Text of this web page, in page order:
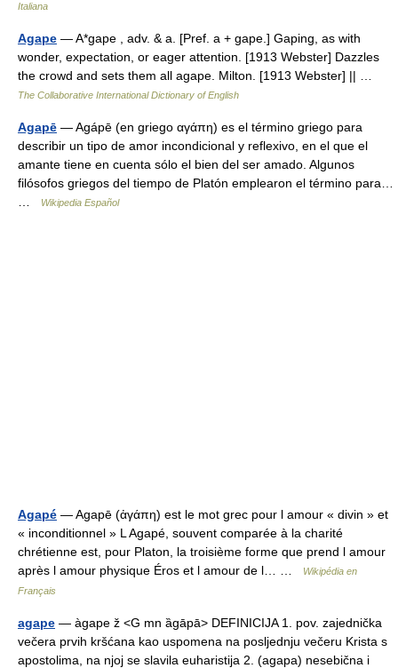
Italiana
Agape — A*gape , adv. & a. [Pref. a + gape.] Gaping, as with
wonder, expectation, or eager attention. [1913 Webster] Dazzles
the crowd and sets them all agape. Milton. [1913 Webster] || …
The Collaborative International Dictionary of English
Agapē — Agápē (en griego αγάπη) es el término griego para
describir un tipo de amor incondicional y reflexivo, en el que el
amante tiene en cuenta sólo el bien del ser amado. Algunos
filósofos griegos del tiempo de Platón emplearon el término para…
Wikipedia Español
Agapé — Agapē (ἀγάπη) est le mot grec pour l amour « divin » et
« inconditionnel » L Agapé, souvent comparée à la charité
chrétienne est, pour Platon, la troisième forme que prend l amour
après l amour physique Éros et l amour de l… …
Wikipédia en
Français
agape — àgape ž <G mn ȁgāpā> DEFINICIJA 1. pov. zajednička
večera prvih kršćana kao uspomena na posljednju večeru Krista s
apostolima, na njoj se slavila euharistija 2. (agapa) nesebična i